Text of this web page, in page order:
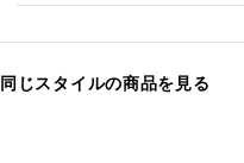
同じスタイルの商品を見る